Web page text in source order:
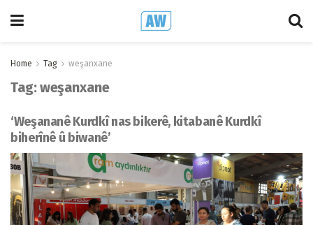
Home Tag weşanxane
Tag:weşanxane
‘Weşananê Kurdkî nas bikerê, kitabanê Kurdkî
biherînê û biwanê’